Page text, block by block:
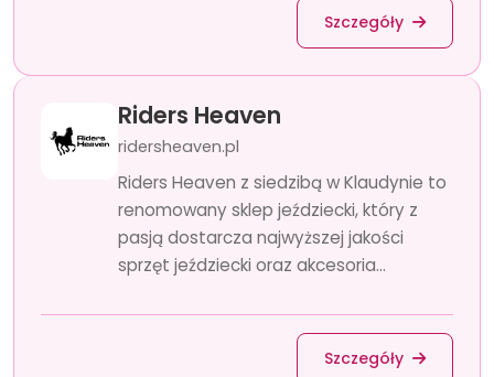
Szczegóły
Riders Heaven
ridersheaven.pl
Riders Heaven z siedzibą w Klaudynie to
renomowany sklep jeździecki, który z
pasją dostarcza najwyższej jakości
sprzęt jeździecki oraz akcesoria...
Szczegóły